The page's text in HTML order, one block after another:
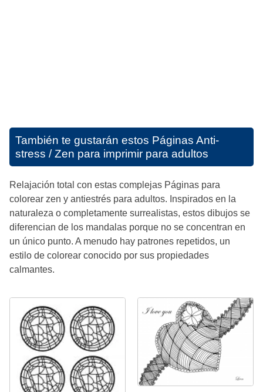
También te gustarán estos Páginas Anti-
stress / Zen para imprimir para adultos
Relajación total con estas complejas Páginas para
colorear zen y antiestrés para adultos. Inspirados en la
naturaleza o completamente surrealistas, estos dibujos se
diferencian de los mandalas porque no se concentran en
un único punto. A menudo hay patrones repetidos, un
estilo de colorear conocido por sus propiedades
calmantes.